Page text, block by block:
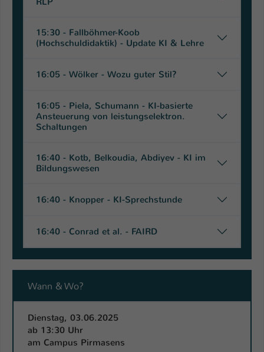
15:30 - Fallböhmer-Koob
(Hochschuldidaktik) - Update KI & Lehre
16:05 - Wölker - Wozu guter Stil?
16:05 - Piela, Schumann - KI-basierte
Ansteuerung von leistungselektron.
Schaltungen
16:40 - Kotb, Belkoudia, Abdiyev - KI im
Bildungswesen
16:40 - Knopper - KI-Sprechstunde
16:40 - Conrad et al. - FAIRD
Wann & Wo?
Dienstag, 03.06.2025
ab 13:30 Uhr
am Campus Pirmasens